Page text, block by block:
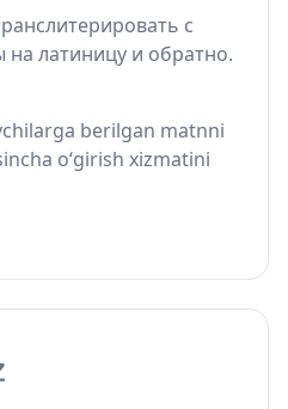
с
на латиницу и обратно.
berilgan matnni
o‘girish xizmatini